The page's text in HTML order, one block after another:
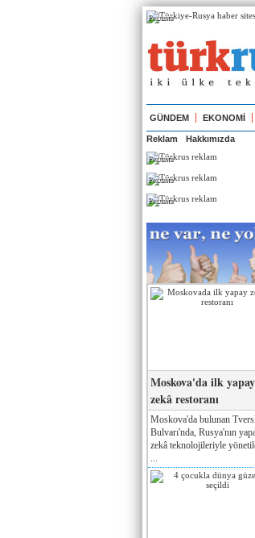
Реклама
GÜNDEM EKONOMİ
Reklam Hakkımızda
Реклама
Реклама
Реклама
Moskova'da ilk yapay
zekâ restoranı
Moskova'da bulunan
Bulvarı'nda, Rusya'nın
zekâ teknolojileriyle